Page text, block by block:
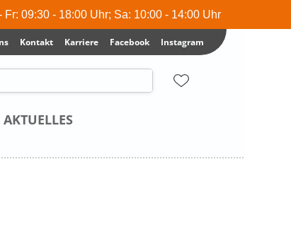
Fr: 09:30 - 18:00 Uhr; Sa: 10:00 - 14:00 Uhr
Kontakt Karriere Facebook Instagram
AKTUELLES